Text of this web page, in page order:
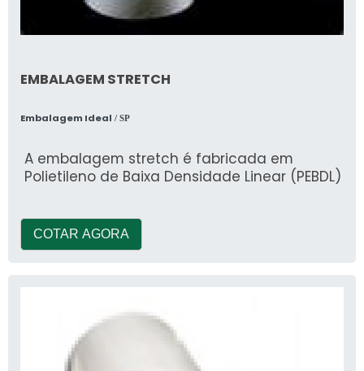
EMBALAGEM STRETCH
Embalagem Ideal / SP
A embalagem stretch é fabricada em
Polietileno de Baixa Densidade Linear (PEBDL)
COTAR AGORA